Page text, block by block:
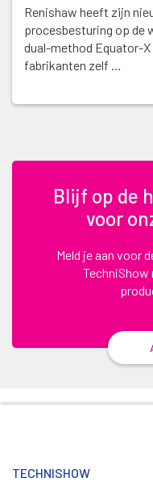
Renishaw heeft zijn
procesbesturing op de
dual-method Equator-
fabrikanten zelf …
Blijf op de
voor
Meld je aan voor
TechniShow
TECHNISHOW